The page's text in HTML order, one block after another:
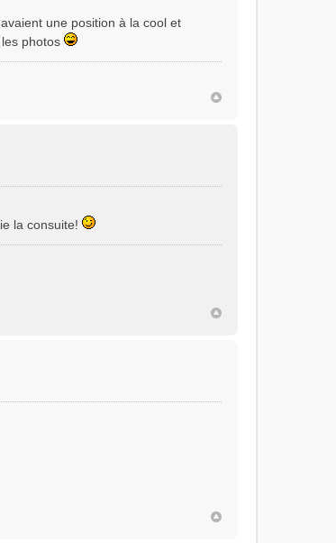
une position à la cool et
photos
la consuite!